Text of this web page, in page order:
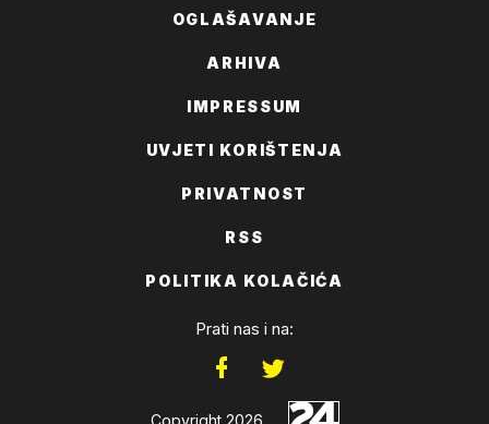
OGLAŠAVANJE
ARHIVA
IMPRESSUM
UVJETI KORIŠTENJA
PRIVATNOST
RSS
POLITIKA KOLAČIĆA
Prati nas i na:
Copyright 2026.